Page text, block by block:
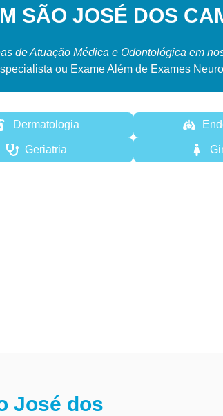
SÃO JOSÉ DOS
de Atuação Médica e Odontológica em
ou Exame Além de Exames
Dermatologia
Geriatria
José dos